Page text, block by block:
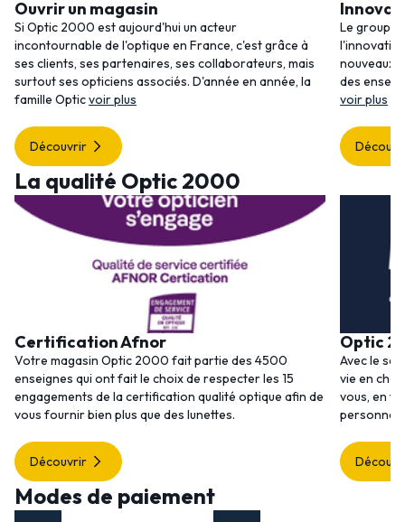
Ouvrir un magasin
Si Optic 2000 est aujourd'hui un acteur
incontournable de l'optique en France, c'est grâce à
ses clients, ses partenaires, ses collaborateurs, mais
surtout ses opticiens associés. D'année en année, la
famille Opticvoir plus
Découvrir
Le
nouveaux
des
voir plus
La qualité Optic 2000
Certification Afnor
Votre magasin Optic 2000 fait partie des 4500
enseignes qui ont fait le choix de respecter les 15
engagements de la certification qualité optique afin de
vous fournir bien plus que des lunettes.
Découvrir
Optic
Avec le
vie en
vous, en
Modes de paiement